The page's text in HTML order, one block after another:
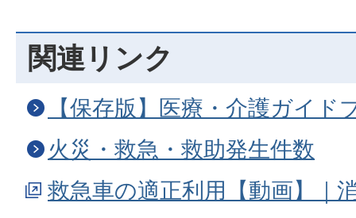
関連リンク
【保存版】医療・介護ガイド
火災・救急・救助発生件数
救急車の適正利用【動画】｜